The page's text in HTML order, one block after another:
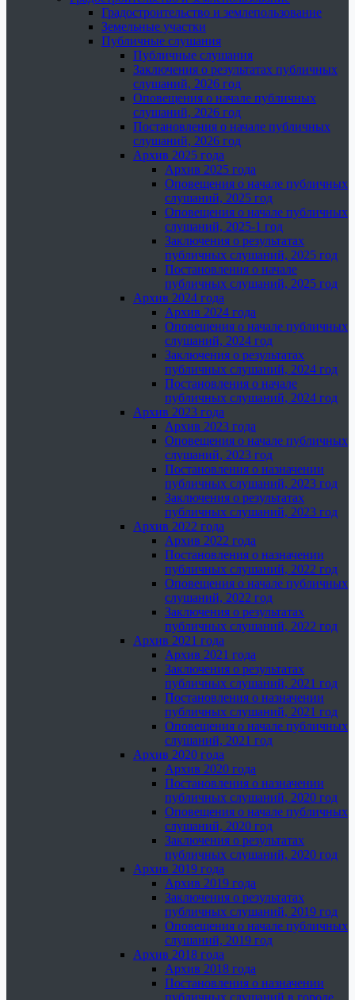
Градостроительство и землепользование
Земельные участки
Публичные слушания
Публичные слушания
Заключения о результатах публичных
слушаний, 2026 год
Оповещения о начале публичных
слушаний, 2026 год
Постановления о начале публичных
слушаний, 2026 год
Архив 2025 года
Архив 2025 года
Оповещения о начале публичных
слушаний, 2025 год
Оповещения о начале публичных
слушаний, 2025-1 год
Заключения о результатах
публичных слушаний, 2025 год
Постановления о начале
публичных слушаний, 2025 год
Архив 2024 года
Архив 2024 года
Оповещения о начале публичных
слушаний, 2024 год
Заключения о результатах
публичных слушаний, 2024 год
Постановления о начале
публичных слушаний, 2024 год
Архив 2023 года
Архив 2023 года
Оповещения о начале публичных
слушаний, 2023 год
Постановления о назначении
публичных слушаний, 2023 год
Заключения о результатах
публичных слушаний, 2023 год
Архив 2022 года
Архив 2022 года
Постановления о назначении
публичных слушаний, 2022 год
Оповещения о начале публичных
слушаний, 2022 год
Заключения о результатах
публичных слушаний, 2022 год
Архив 2021 года
Архив 2021 года
Заключения о результатах
публичных слушаний, 2021 год
Постановления о назначении
публичных слушаний, 2021 год
Оповещения о начале публичных
слушаний, 2021 год
Архив 2020 года
Архив 2020 года
Постановления о назначении
публичных слушаний, 2020 год
Оповещения о начале публичных
слушаний, 2020 год
Заключения о результатах
публичных слушаний, 2020 год
Архив 2019 года
Архив 2019 года
Заключения о результатах
публичных слушаний, 2019 год
Оповещения о начале публичных
слушаний, 2019 год
Архив 2018 года
Архив 2018 года
Постановления о назначении
публичных слушаний в городе